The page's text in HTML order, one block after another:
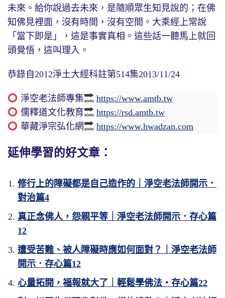
未來。給你說過去未來，是隨順眾生知見說的；在佛
知佛見裡面，沒有時間，沒有空間。大乘經上常說
「當下即是」，這是事實真相。這些話一聽馬上就回
頭覺悟，這叫理入。
恭錄自2012淨土大經科註第514集2013/11/24
淨空老法師專集
https://www.amtb.tw
儒釋道文化教育
https://rsd.amtb.tw
華藏淨宗弘化網
https://www.hwadzan.com
延伸學習的好文章：
修行上的障礙都是自己造作的｜淨空老法師開示．
對治篇4
真正念佛人，怨親平等｜淨空老法師開示．存心篇
12
遭受苦難、被人障礙時應如何面對？｜淨空老法師
開示．存心篇12
心量拓開，福報就大了｜輕鬆學佛法・存心篇22